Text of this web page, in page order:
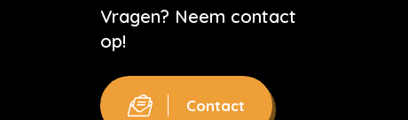
Vragen? Neem contact
op!
Contact